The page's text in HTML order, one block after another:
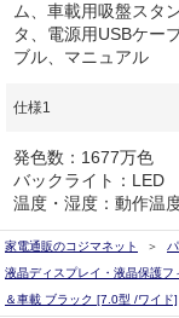
ム、車載用吸盤スタ
タ、電源用USBケー
ブル、マニュアル
仕様1
発色数：1677万色
バックライト：LED
温度・湿度：動作温
家電通販のコジマネット
液晶ディスプレイ・液晶保護フ
＆車載 ブラック [7.0型 /ワイド]